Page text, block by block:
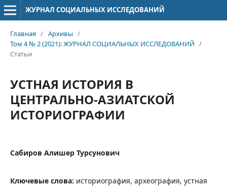
ЖУРНАЛ СОЦИАЛЬНЫХ ИССЛЕДОВАНИЙ
Главная / Архивы /
Том 4 № 2 (2021): ЖУРНАЛ СОЦИАЛЬНЫХ ИССЛЕДОВАНИЙ /
Статьи
УСТНАЯ ИСТОРИЯ В
ЦЕНТРАЛЬНО-АЗИАТСКОЙ
ИСТОРИОГРАФИИ
Сабиров Алишер Турсунович
Ключевые слова: историография, археография, устная